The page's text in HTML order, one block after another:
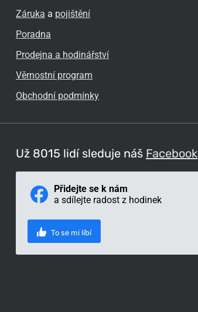
Záruka a pojištění
Poradna
Prodejna a hodinářství
Věrnostní program
Obchodní podmínky
Už 8015 lidí sleduje náš Facebook
Přidejte se k nám
a sdílejte radost z hodinek
To se mi líbí